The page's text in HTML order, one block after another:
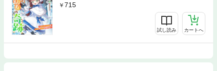
715
試し読み カートへ